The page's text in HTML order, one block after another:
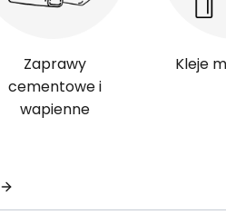
Zaprawy
cementowe i
wapienne
Kleje